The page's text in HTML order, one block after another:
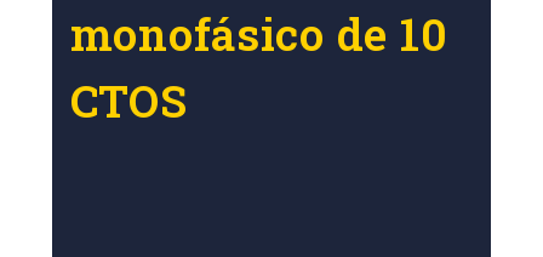
monofásico de 10
CTOS